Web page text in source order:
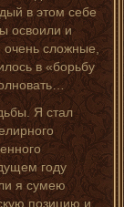
в этом себе
освоили и
очень сложные,
в «борьбу
Я стал
году
я сумею
позицию и